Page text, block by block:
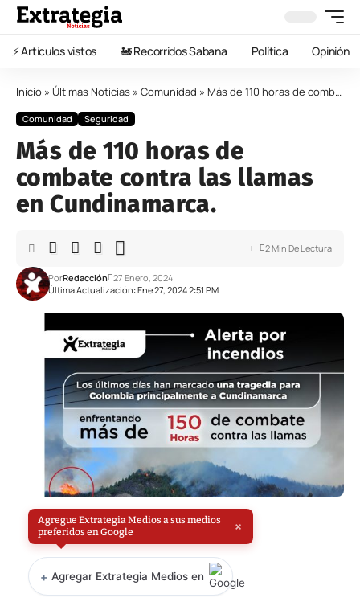
⚡️ Artículos vistos 🚂 Recorridos Sabana Política Opinión
Inicio » Últimas Noticias » Comunidad » Más de 110 horas de combate contra las llamas en Cundinamarca.
Comunidad Seguridad
Más de 110 horas de
combate contra las llamas
en Cundinamarca.
Última Actualización: Ene 27, 2024 2:51 PM
PorRedacción 27 Enero, 2024
2 Min De Lectura
Agregue Extrategia Medios a sus medios
preferidos en Google
×
+ Agregar Extrategia Medios en